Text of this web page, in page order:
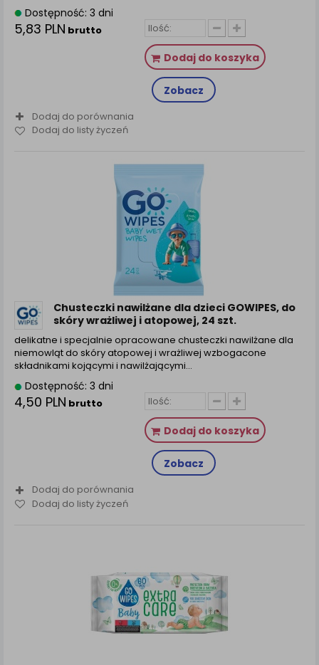
Dostępność: 3 dni
5,83 PLN brutto
Dodaj do koszyka
Zobacz
Dodaj do porównania
Dodaj do listy życzeń
Chusteczki nawilżane dla dzieci GOWIPES, do
skóry wrażliwej i atopowej, 24 szt.
delikatne i specjalnie opracowane chusteczki nawilżane dla
niemowląt do skóry atopowej i wrażliwej wzbogacone
składnikami kojącymi i nawilżającymi…
Dostępność: 3 dni
4,50 PLN brutto
Dodaj do koszyka
Zobacz
Dodaj do porównania
Dodaj do listy życzeń